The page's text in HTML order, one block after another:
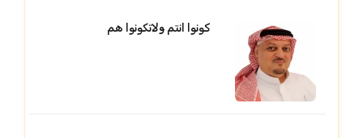
كونوا انتم ولاتكونوا هم